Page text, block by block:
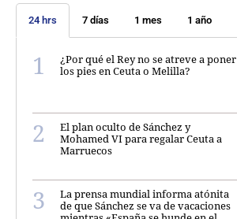
24 hrs 7 días 1 mes 1 año
¿Por qué el Rey no se atreve a poner
los pies en Ceuta o Melilla?
El plan oculto de Sánchez y
Mohamed VI para regalar Ceuta a
Marruecos
La prensa mundial informa atónita
de que Sánchez se va de vacaciones